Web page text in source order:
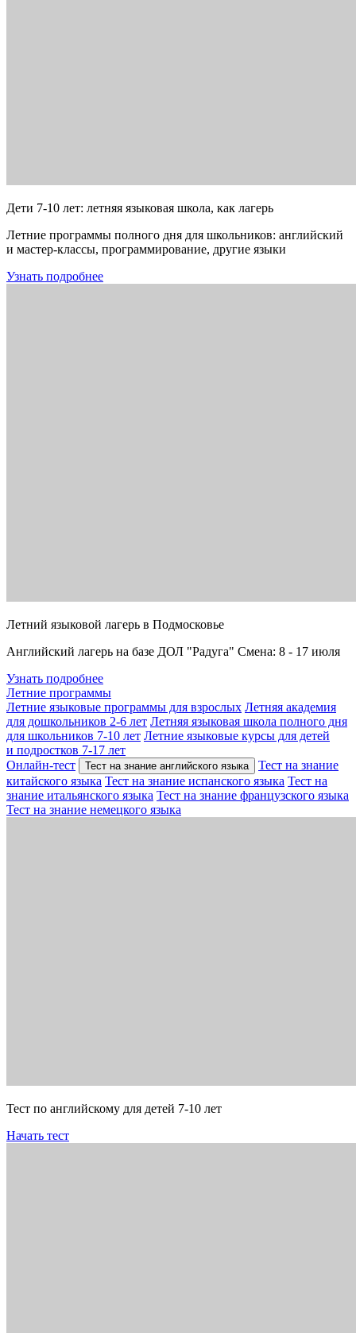
Дети 7-10 лет: летняя языковая школа, как лагерь
Летние программы полного дня для школьников: английский
и мастер-классы, программирование, другие языки
Узнать подробнее
Летний языковой лагерь в Подмосковье
Английский лагерь на базе ДОЛ "Радуга" Смена: 8 - 17 июля
Узнать подробнее
Летние программы
Летние языковые программы для взрослых Летняя академия
для дошкольников 2-6 лет Летняя языковая школа полного дня
для школьников 7-10 лет Летние языковые курсы для детей
и подростков 7-17 лет
Онлайн-тест
Тест на знание английского языка
Тест на знание
китайского языка Тест на знание испанского языка Тест на
знание итальянского языка Тест на знание французского языка
Тест на знание немецкого языка
Тест по английскому для детей 7-10 лет
Начать тест